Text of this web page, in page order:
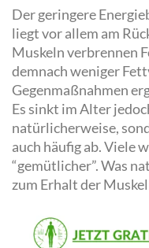
Der geringere
liegt vor allem am
Muskeln verbrennen
demnach weniger
Gegenmaßnahmen
Es sinkt im Alter
natürlicherweise,
auch häufig ab. Viele
“gemütlicher”. Was
zum Erhalt der